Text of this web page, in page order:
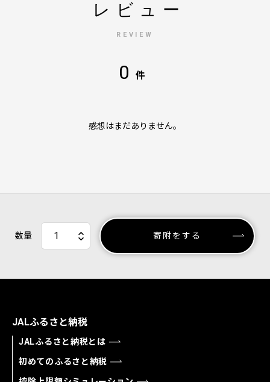
レビュー
REVIEW
0 件
感想はまだありません。
数量 寄附をする
JALふるさと納税
JALふるさと納税とは
初めてのふるさと納税